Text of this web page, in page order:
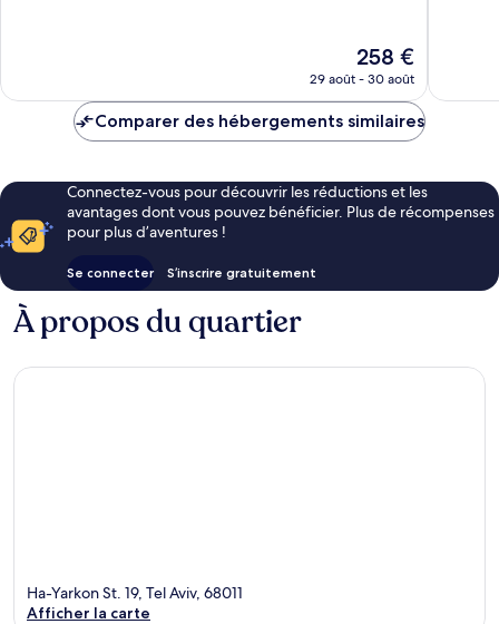
Le
nouveau
est
de
258 €
29 août - 30 août
Comparer des hébergements similaires
Connectez-vous pour découvrir les réductions et les
avantages dont vous pouvez bénéficier. Plus de récompenses
pour plus d’aventures !
Se connecter S’inscrire gratuitement
À propos du quartier
Ha-Yarkon St. 19, Tel Aviv, 68011
Afficher la carte